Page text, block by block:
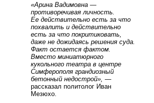
«Арина Вадимовна —
противоречивая личность.
Ее действительно есть за что
похвалить и действительно
есть за что покритиковать,
даже не дожидаясь решения суда.
Факт остается фактом.
Вместо миниатюрного
кукольного театра в центре
Симферополя грандиозный
бетонный недострой», —
рассказал политолог Иван
Мезюхо.